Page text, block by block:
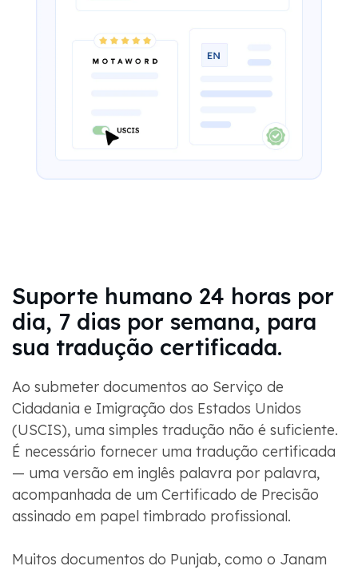
Suporte humano 24 horas por
dia, 7 dias por semana, para
sua tradução certificada.
Ao submeter documentos ao Serviço de
Cidadania e Imigração dos Estados Unidos
(USCIS), uma simples tradução não é suficiente.
É necessário fornecer uma tradução certificada
— uma versão em inglês palavra por palavra,
acompanhada de um Certificado de Precisão
assinado em papel timbrado profissional.
Muitos documentos do Punjab, como o Janam